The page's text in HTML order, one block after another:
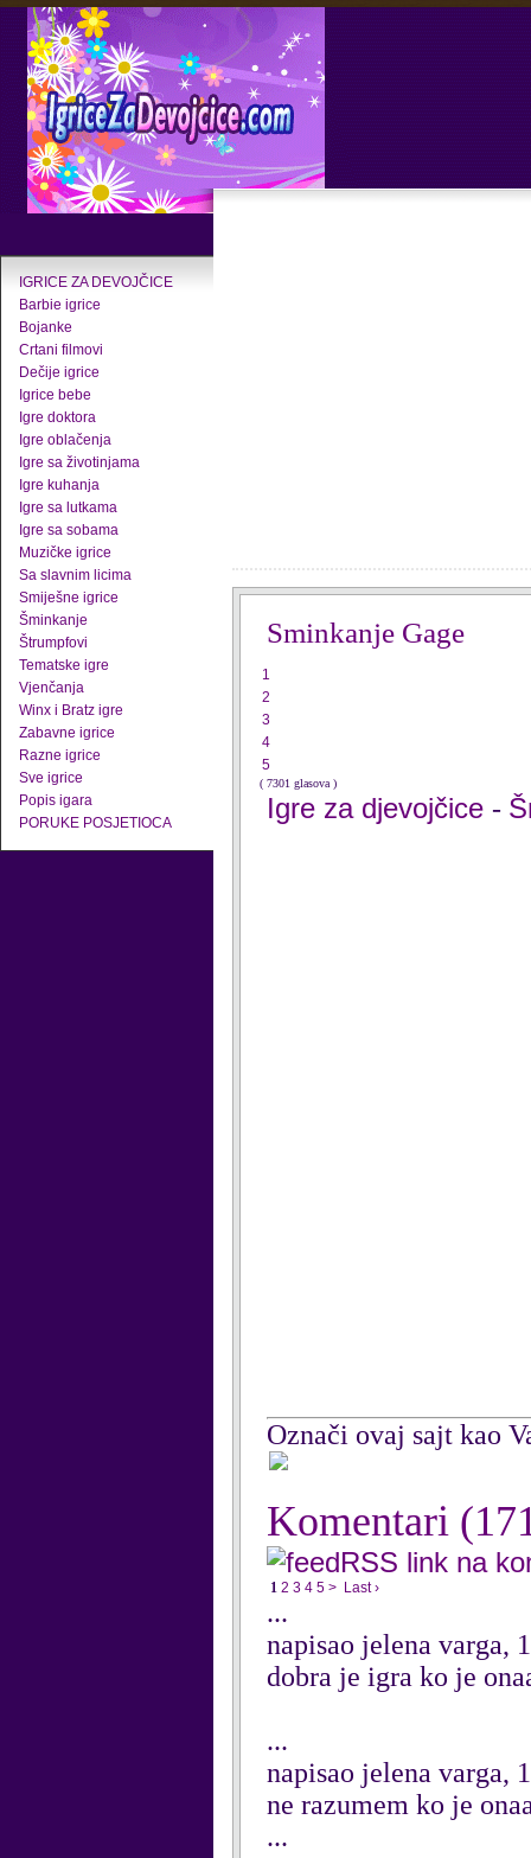
IGRICE ZA DEVOJČICE
Barbie igrice
Bojanke
Crtani filmovi
Dečije igrice
Igrice bebe
Igre doktora
Igre oblačenja
Igre sa životinjama
Igre kuhanja
Igre sa lutkama
Igre sa sobama
Muzičke igrice
Sa slavnim licima
Smiješne igrice
Šminkanje
Štrumpfovi
Tematske igre
Vjenčanja
Winx i Bratz igre
Zabavne igrice
Razne igrice
Sve igrice
Popis igara
PORUKE POSJETIOCA
Sminkanje Gage
1
2
3
4
5
( 7301 glasova )
Igre za djevojčice -
Označi ovaj sajt kao
Komentari
RSS link na
1 2 3 4 5 > Last ›
...
napisao jelena varga,
dobra je igra ko je
...
napisao jelena varga,
ne razumem ko je
...